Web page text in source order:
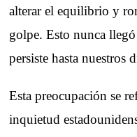
alterar el equilibrio y
golpe. Esto nunca
persiste hasta nuestros
Esta preocupación se
inquietud